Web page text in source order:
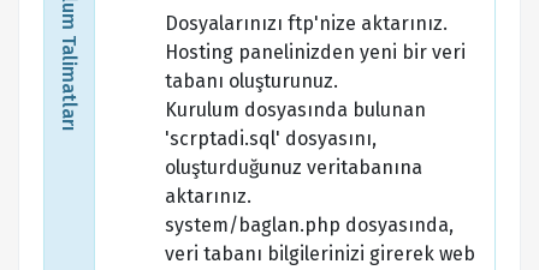
Kurulum Talimatları
Dosyalarınızı ftp'nize aktarınız.
Hosting panelinizden yeni bir veri
tabanı oluşturunuz.
Kurulum dosyasında bulunan
'scrptadi.sql' dosyasını,
oluşturduğunuz veritabanına
aktarınız.
system/baglan.php dosyasında,
veri tabanı bilgilerinizi girerek web